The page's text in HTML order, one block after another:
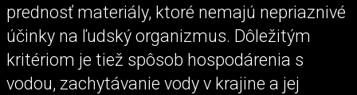
prednosť materiály, ktoré nemajú nepriaznivé
účinky na ľudský organizmus. Dôležitým
kritériom je tiež spôsob hospodárenia s
vodou, zachytávanie vody v krajine a jej